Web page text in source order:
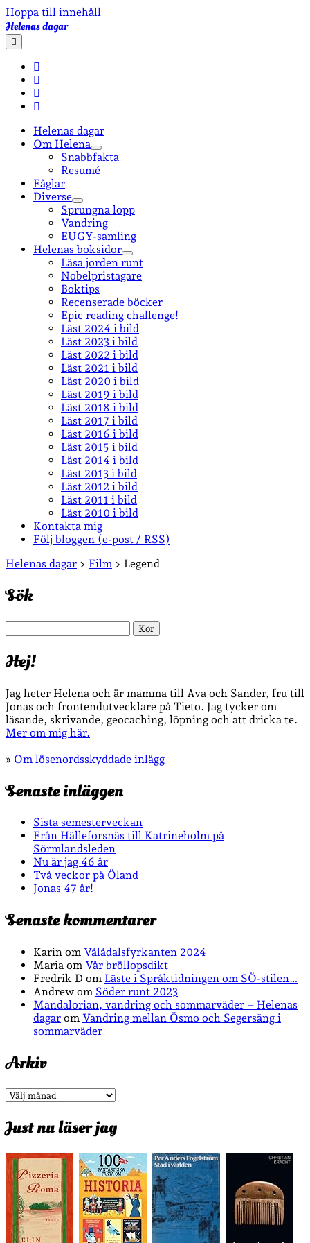
Hoppa till innehåll
Helenas dagar
öppna
primär
meny
Helenas dagar
Om Helena
öppna
undermeny
Snabbfakta
Resumé
Fåglar
Diverse
öppna
undermeny
Sprungna lopp
Vandring
EUGY-samling
Helenas boksidor
öppna
undermeny
Läsa jorden runt
Nobelpristagare
Boktips
Recenserade böcker
Epic reading challenge!
Läst 2024 i bild
Läst 2023 i bild
Läst 2022 i bild
Läst 2021 i bild
Läst 2020 i bild
Läst 2019 i bild
Läst 2018 i bild
Läst 2017 i bild
Läst 2016 i bild
Läst 2015 i bild
Läst 2014 i bild
Läst 2013 i bild
Läst 2012 i bild
Läst 2011 i bild
Läst 2010 i bild
Kontakta mig
Följ bloggen (e-post / RSS)
Sidopanel
Helenas dagar > Film > Legend
Sök
Hej!
Jag heter Helena och är mamma till Ava och Sander, fru till
Jonas och frontendutvecklare på Tieto. Jag tycker om
läsande, skrivande, geocaching, löpning och att dricka te.
Mer om mig här.
» Om lösenordsskyddade inlägg
Senaste inläggen
Sista semesterveckan
Från Hälleforsnäs till Katrineholm på
Sörmlandsleden
Nu är jag 46 år
Två veckor på Öland
Jonas 47 år!
Senaste kommentarer
Karin om Vålådalsfyrkanten 2024
Maria om Vår bröllopsdikt
Fredrik D om Läste i Språktidningen om SÖ-stilen…
Andrew om Söder runt 2023
Mandalorian, vandring och sommarväder – Helenas
dagar om Vandring mellan Ösmo och Segersäng i
sommarväder
Arkiv
Arkiv
Just nu läser jag